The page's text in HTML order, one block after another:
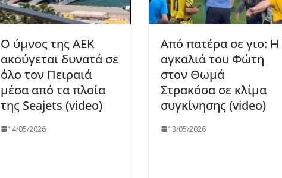
Ο ύμνος της ΑΕΚ
ακούγεται δυνατά σε
όλο τον Πειραιά
μέσα από τα πλοία
της Seajets (video)
14/05/2026
Από πατέρα σε γιο: Η
αγκαλιά του Φώτη
στον Θωμά
Στρακόσα σε κλίμα
συγκίνησης (video)
13/05/2026